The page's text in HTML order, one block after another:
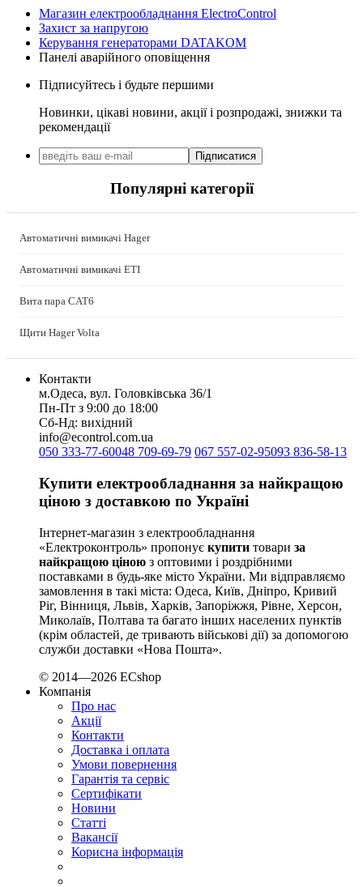
LogicPower (Україна)
LuxPower (Китай)
Massive (Бельгія)
MAXUS (Китай)
Mersen (Франція)
NOARK
Onka (Туреччина)
OZKA (Україна)
Plank Electrotechnic (Україна)
Radpol (Польща)
Reliance (Україна)
REM POWER (Словенія)
Selec (Індія)
Smart-MAIC
Socomec (Франція)
SOFAR (Китай)
Sungrow (Китай)
TAB (Словенія)
Technoelectric (Італія)
Technosystems (Україна)
TEKPAN (Туреччина)
TeleTec (Україна)
TEM (Словенія)
Tense (Туреччина)
Terneo (Україна)
Testboy (Німеччина)
UEC (Україна)
UEK (Україна)
Vargo (Україна)
Vector VS
Vimar (Італія)
Volter (Україна)
Volterm (Україна)
Wago (Німеччина)
Wallbox (Іспанія)
WURTH (Німеччина)
Zubr (Україна)
АС Привод (Україна)
АСКО-УКРЕМ (Україна)
Білмакс
Запорізький завод кольорових металів (ЗЗКМ)
Магазин електрообладнання ElectroControl
Захист за напругою
Керування генераторами DATAKOM
Панелі аварійного оповіщення
Підписуйтесь і будьте першими
Новинки, цікаві новини, акції і розпродажі, знижки та
рекомендації
Підписатися
Популярні категорії
Автоматичні вимикачі Hager
Автоматичні вимикачі ETI
Вита пара CAT6
Щити Hager Volta
Контакти
м.Одеса, вул. Головківська 36/1
Пн-Пт з 9:00 до 18:00
Сб-Нд: вихідний
info@econtrol.com.ua
050 333-77-60048 709-69-79 067 557-02-95093 836-58-13
Купити електрообладнання за найкращою
ціною з доставкою по Україні
Інтернет-магазин з електрообладнання
«Електроконтроль» пропонує купити товари за
найкращою ціною з оптовими і роздрібними
поставками в будь-яке місто України. Ми відправляємо
замовлення в такі міста: Одеса, Київ, Дніпро, Кривий
Ріг, Вінниця, Львів, Харків, Запоріжжя, Рівне, Херсон,
Миколаїв, Полтава та багато інших населених пунктів
(крім областей, де тривають військові дії) за допомогою
служби доставки «Нова Пошта».
© 2014—2026 ECshop
Компанія
Про нас
Акції
Контакти
Доставка і оплата
Умови повернення
Гарантія та сервіс
Сертифікати
Новини
Статті
Вакансії
Корисна інформація